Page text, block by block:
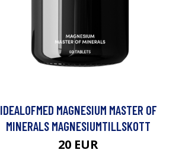
IDEALOFMED MAGNESIUM MASTER OF
MINERALS MAGNESIUMTILLSKOTT
20 EUR